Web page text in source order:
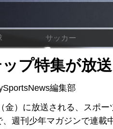
サッカー
プ特集が放送
編集部
金）に放送される、スポ
週刊少年マガジンで連